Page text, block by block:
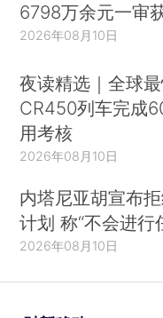
6798万余元一审
2026年08月10日
夜读精选｜全球
CR450列车完成
用考核
2026年08月10日
内塔尼亚胡宣布
计划 称“不会进行
2026年08月10日